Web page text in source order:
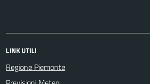
LINK UTILI
Regione Piemonte